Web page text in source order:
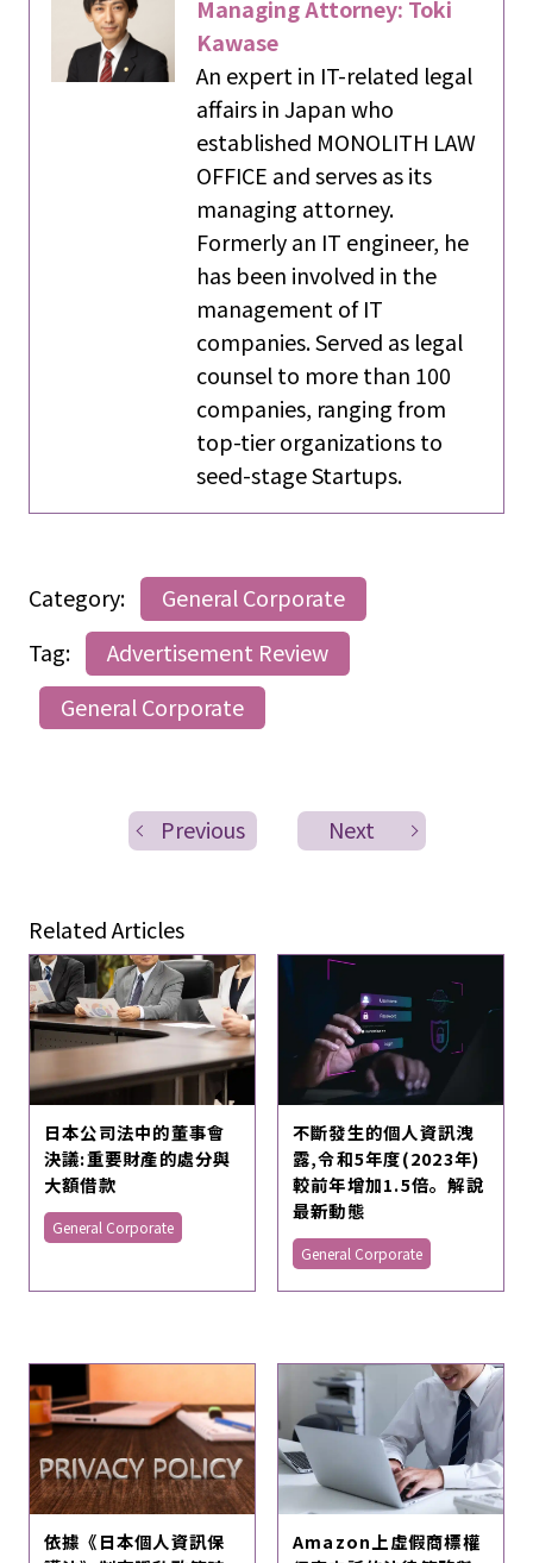
Managing Attorney: Toki
Kawase
An expert in IT-related legal
affairs in Japan who
established MONOLITH LAW
OFFICE and serves as its
managing attorney.
Formerly an IT engineer, he
has been involved in the
management of IT
companies. Served as legal
counsel to more than 100
companies, ranging from
top-tier organizations to
seed-stage Startups.
Category:
General Corporate
Tag:
Advertisement Review
General Corporate
Previous Next
Related Articles
日本公司法中的董事會
決議:重要財產的處分與
大額借款
General Corporate
不斷發生的個人資訊洩
露,令和5年度(2023年)
較前年增加1.5倍。解說
最新動態
General Corporate
依據《日本個人資訊保
Amazon上虛假商標權